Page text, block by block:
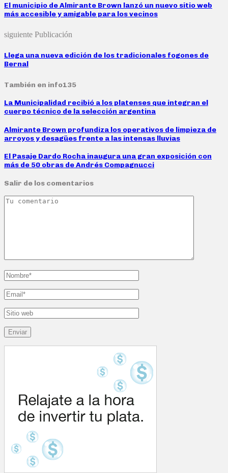
El municipio de Almirante Brown lanzó un nuevo sitio web
más accesible y amigable para los vecinos
siguiente Publicación
Llega una nueva edición de los tradicionales fogones de
Bernal
También en info135
La Municipalidad recibió a los platenses que integran el
cuerpo técnico de la selección argentina
Almirante Brown profundiza los operativos de limpieza de
arroyos y desagües frente a las intensas lluvias
El Pasaje Dardo Rocha inaugura una gran exposición con
más de 50 obras de Andrés Compagnucci
Salir de los comentarios